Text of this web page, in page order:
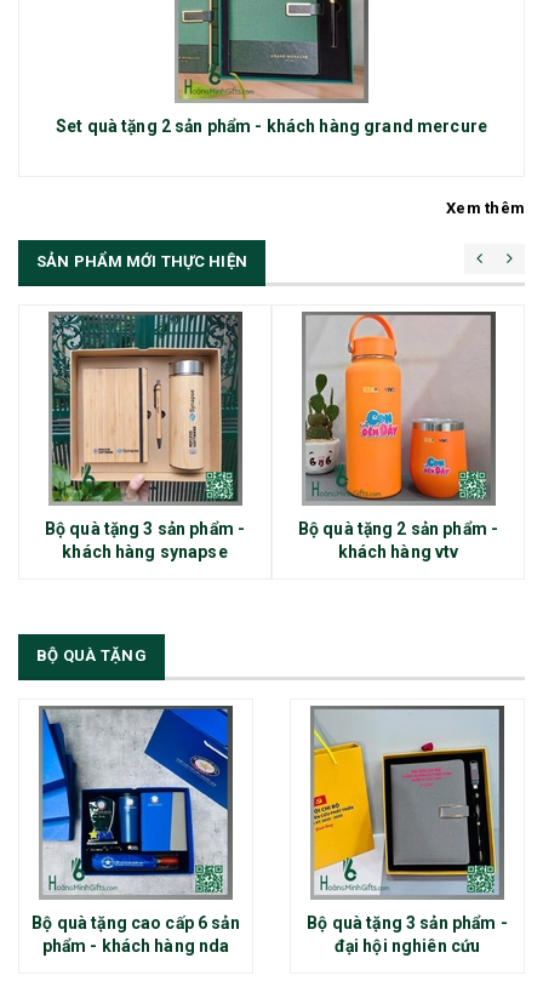
Set quà tặng 2 sản phẩm - khách hàng grand mercure
Xem thêm
SẢN PHẨM MỚI THỰC HIỆN
Bộ quà tặng 3 sản phẩm -
khách hàng synapse
Bộ quà tặng 2 sản phẩm -
khách hàng vtv
BỘ QUÀ TẶNG
Bộ quà tặng cao cấp 6 sản
phẩm - khách hàng nda
Bộ quà tặng 3 sản phẩm -
đại hội nghiên cứu